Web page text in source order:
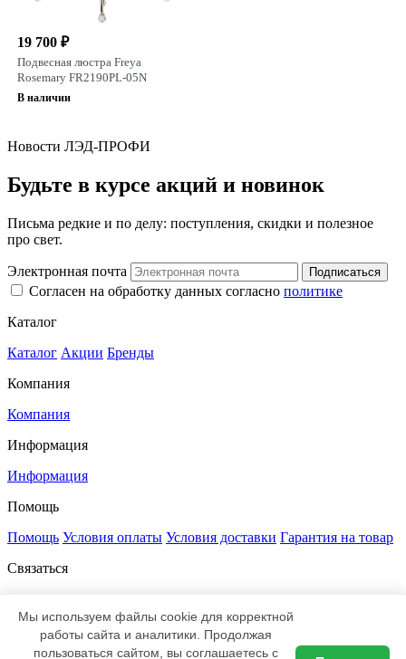
19 700 ₽
Подвесная люстра Freya
Rosemary FR2190PL-05N
В наличии
Новости ЛЭД-ПРОФИ
Будьте в курсе акций и новинок
Письма редкие и по делу: поступления, скидки и полезное
про свет.
Электронная почта Подписаться
Согласен на обработку данных согласно политике
Каталог
Каталог Акции Бренды
Компания
Компания
Информация
Информация
Помощь
Помощь Условия оплаты Условия доставки Гарантия на товар
Связаться
197348, Санкт-Петербург,
Коломяжский проспект, дом 10,
литер Д, офис 335
Мы используем файлы cookie для корректной
работы сайта и аналитики. Продолжая
пользоваться сайтом, вы соглашаетесь с